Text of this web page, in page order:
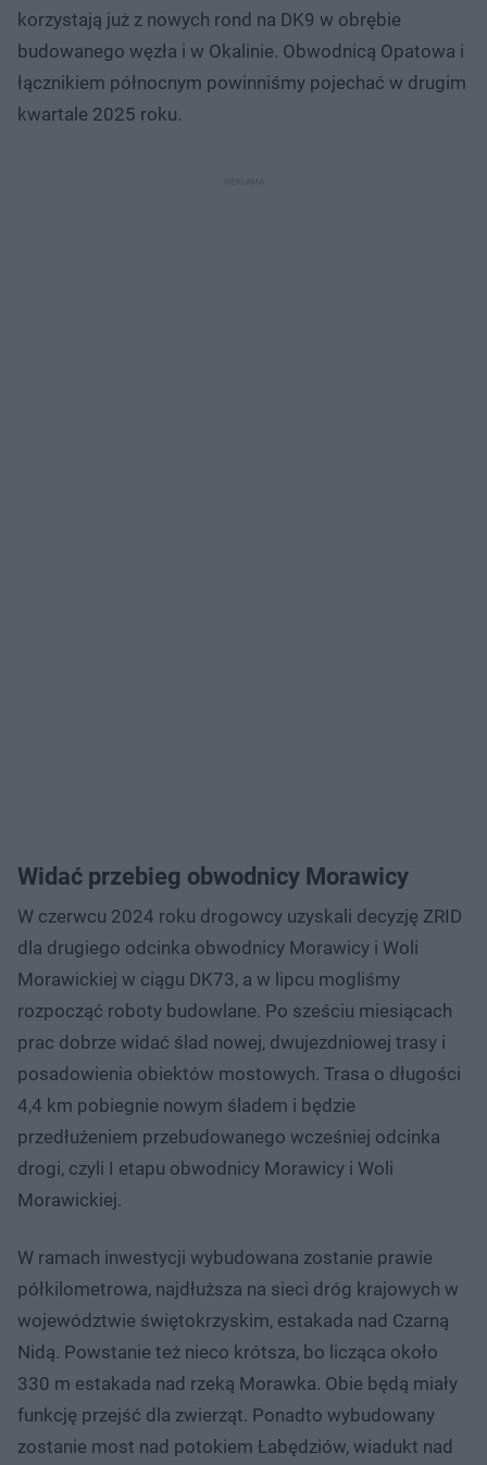
korzystają już z nowych rond na DK9 w obrębie
budowanego węzła i w Okalinie. Obwodnicą Opatowa i
łącznikiem północnym powinniśmy pojechać w drugim
kwartale 2025 roku.
Widać przebieg obwodnicy Morawicy
W czerwcu 2024 roku drogowcy uzyskali decyzję ZRID
dla drugiego odcinka obwodnicy Morawicy i Woli
Morawickiej w ciągu DK73, a w lipcu mogliśmy
rozpocząć roboty budowlane. Po sześciu miesiącach
prac dobrze widać ślad nowej, dwujezdniowej trasy i
posadowienia obiektów mostowych. Trasa o długości
4,4 km pobiegnie nowym śladem i będzie
przedłużeniem przebudowanego wcześniej odcinka
drogi, czyli I etapu obwodnicy Morawicy i Woli
Morawickiej.
W ramach inwestycji wybudowana zostanie prawie
półkilometrowa, najdłuższa na sieci dróg krajowych w
województwie świętokrzyskim, estakada nad Czarną
Nidą. Powstanie też nieco krótsza, bo licząca około
330 m estakada nad rzeką Morawka. Obie będą miały
funkcję przejść dla zwierząt. Ponadto wybudowany
zostanie most nad potokiem Łabędziów, wiadukt nad